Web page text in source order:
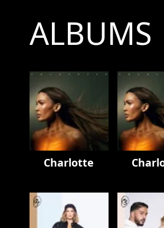
ALBUMS
Charlotte